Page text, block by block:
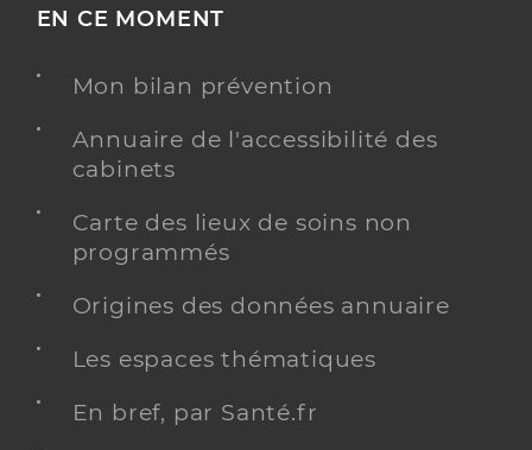
EN CE MOMENT
Mon bilan prévention
Annuaire de l'accessibilité des
cabinets
Carte des lieux de soins non
programmés
Origines des données annuaire
Les espaces thématiques
En bref, par Santé.fr